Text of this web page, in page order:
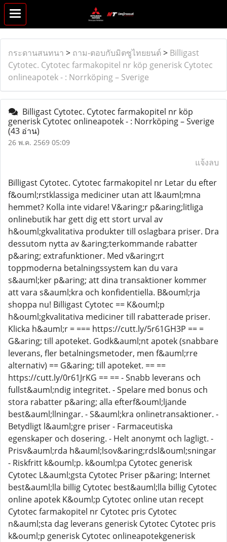
กระดานสนทนา > ถาม-ตอบกับมิตซูไทยยนต์ > Billigast
Cytotec. Cytotec farmakopitel nr köp generisk Cytotec
onlineapotek - : Norrköping – Sverige
Billigast Cytotec. Cytotec farmakopitel nr köp
generisk Cytotec onlineapotek - : Norrköping – Sverige
(43 อ่าน)
26 พ.ค. 2569 05:09
แจ้งลบ
Billigast Cytotec. Cytotec farmakopitel nr Letar du efter
f&ouml;rstklassiga mediciner utan att l&auml;mna
hemmet? Kolla inte vidare! V&aring;r p&aring;litliga
onlinebutik har gett dig ett stort urval av
h&ouml;gkvalitativa produkter till oslagbara priser. Dra
dessutom nytta av &aring;terkommande rabatter
p&aring; extrafunktioner. Med v&aring;rt
toppmoderna betalningssystem kan du vara
s&auml;ker p&aring; att dina transaktioner kommer
att vara s&auml;kra och konfidentiella. B&ouml;rja
shoppa nu! Billigast Cytotec == K&ouml;p
h&ouml;gkvalitativa mediciner till rabatterade priser.
Klicka h&auml;r = === https://cutt.ly/5r61GH3P == =
G&aring; till apoteket. Godk&auml;nt apotek (snabbare
leverans, fler betalningsmetoder, men f&auml;rre
alternativ) == G&aring; till apoteket. == ==
https://cutt.ly/0r61JrKG == == - Snabb leverans och
fullst&auml;ndig integritet. - Spelare med bonus och
stora rabatter p&aring; alla efterf&ouml;ljande
best&auml;llningar. - S&auml;kra onlinetransaktioner. -
Betydligt l&auml;gre priser - Farmaceutiska
egenskaper och dosering. - Helt anonymt och lagligt. -
Prisv&auml;rda h&auml;lsov&aring;rdsl&ouml;sningar
- Riskfritt k&ouml;p. k&ouml;pa Cytotec generisk
Cytotec L&auml;gsta Cytotec Priser p&aring; Internet
best&auml;lla billig Cytotec best&auml;lla billig Cytotec
online apotek K&ouml;p Cytotec online utan recept
Cytotec farmakopitel nr Cytotec pris Cytotec
n&auml;sta dag leverans generisk Cytotec Cytotec pris
k&ouml;p generisk Cytotec onlineapotekgenerisk